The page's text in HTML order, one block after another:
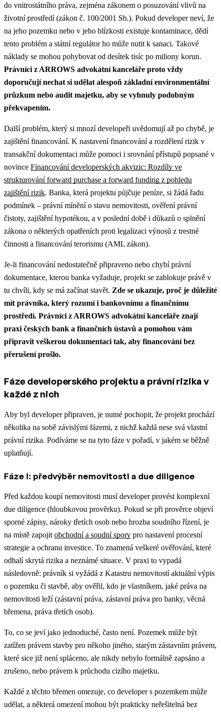
do vnitrostátního práva, zejména zákonem o posuzování vlivů na
životní prostředí (zákon č. 100/2001 Sb.). Pokud developer neví, že
na jeho pozemku nebo v jeho blízkosti existuje kontaminace, dědí
tento problém a státní regulátor ho může nutit k sanaci. Takové
náklady se mohou pohybovat od desítek tisíc po miliony korun.
Právníci z ARROWS advokátní kanceláře proto vždy
doporučují nechat si udělat alespoň základní environmentální
průzkum nebo audit majetku, aby se vyhnuly podobným
překvapením.
Další problém, který si mnozí developeři uvědomují až po chybě, je
zajištění financování. K nastavení financování a rozdělení rizik v
transakční dokumentaci může pomoci i srovnání přístupů popsané v
novince Financování developerských akvizic: Rozdíly ve
strukturování forward purchase a forward funding z pohledu
zajištění rizik. Banka, která projektu půjčuje peníze, si žádá řadu
podmínek – právní mínění o stavu nemovitosti, ověření právní
čistoty, zajištění hypotékou, a v poslední době i důkazů o splnění
zákona o některých opatřeních proti legalizaci výnosů z trestné
činnosti a financování terorismu (AML zákon).
Je-li financování nedostatečně připraveno nebo chybí právní
dokumentace, kterou banka vyžaduje, projekt se zablokuje právě v
tu chvíli, kdy se má začínat stavět. Zde se ukazuje, proč je důležité
mít právníka, který rozumí i bankovnímu a finančnímu
prostředí. Právníci z ARROWS advokátní kanceláře znají
praxi českých bank a finančních ústavů a pomohou vám
připravit veškerou dokumentaci tak, aby financování bez
přerušení prošlo.
Fáze developerského projektu a právní rizika v
každé z nich
Aby byl developer připraven, je nutné pochopit, že projekt prochází
několika na sobě závislými fázemi, z nichž každá nese svá vlastní
právní rizika. Podíváme se na tyto fáze v pořadí, v jakém se běžně
uplatňují.
Fáze I: předvýběr nemovitosti a due diligence
Před každou koupí nemovitosti musí developer provést komplexní
due diligence (hloubkovou prověrku). Pokud se při prověrce objeví
sporné zápisy, nároky třetích osob nebo hrozba soudního řízení, je
na místě zapojit obchodní a soudní spory pro nastavení procesní
strategie a ochranu investice. To znamená veškeré ověřování, které
odhalí skrytá rizika a neznámé situace. V praxi to vypadá
následovně: právník si vyžádá z Katastru nemovitostí aktuální výpis
o pozemku či stavbě, aby ověřil, kdo je vlastníkem, jaké práva na
nemovitosti leží (zástavní práva, zástavní práva pro banky, věcná
břemena, práva třetích osob).
To, co se jeví jako jednoduché, často není. Pozemek může být
zatížen právem stavby pro někoho jiného, starým zástavním právem,
které sice již není spláceno, ale nikdy nebylo formálně zapsáno a
zrušeno, nebo právem k průchodu cizího majetku.
Každé z těchto břemen omezuje, co developer s pozemkem může
udělat, a některá omezení mohou být prakticky neřešitelná bez